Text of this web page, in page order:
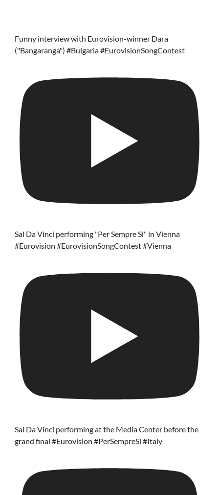
Funny interview with Eurovision-winner Dara
("Bangaranga") #Bulgaria #EurovisionSongContest
Sal Da Vinci performing "Per Sempre Si" in Vienna
#Eurovision #EurovisionSongContest #Vienna
Sal Da Vinci performing at the Media Center before the
grand final #Eurovision #PerSempreSi #Italy